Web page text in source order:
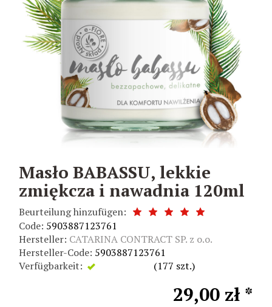
Masło BABASSU, lekkie
zmiękcza i nawadnia 120ml
Beurteilung hinzufügen:
Code: 5903887123761
Hersteller: CATARINA CONTRACT SP. z o.o.
Hersteller-Code: 5903887123761
Verfügbarkeit:
(177 szt.)
29,00 zł *